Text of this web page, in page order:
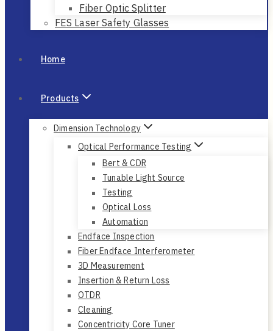
Fiber Optic Splitter
FES Laser Safety Glasses
Home
Products
Dimension Technology
Optical Performance Testing
Bert & CDR
Tunable Light Source
Testing
Optical Loss
Automation
Endface Inspection
Fiber Endface Interferometer
3D Measurement
Insertion & Return Loss
OTDR
Cleaning
Concentricity Core Tuner